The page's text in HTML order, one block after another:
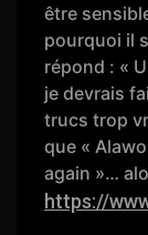
être
pourquoi il
répond : «
je devrais
trucs trop
que «
again »…
https://